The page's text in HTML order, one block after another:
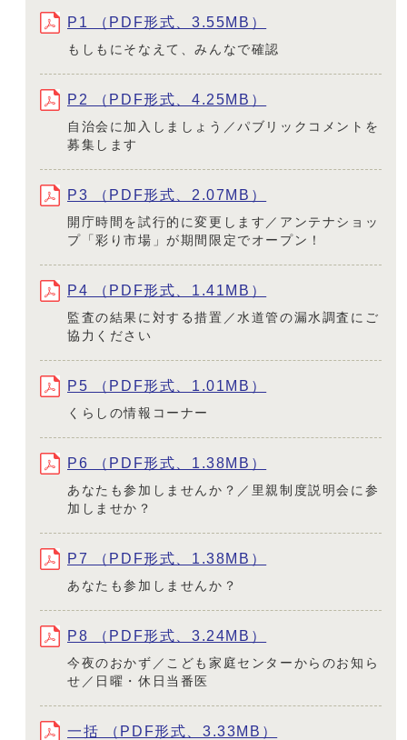
P1 （PDF形式、3.55MB）
もしもにそなえて、みんなで確認
P2 （PDF形式、4.25MB）
自治会に加入しましょう／パブリックコメントを
募集します
P3 （PDF形式、2.07MB）
開庁時間を試行的に変更します／アンテナショッ
プ「彩り市場」が期間限定でオープン！
P4 （PDF形式、1.41MB）
監査の結果に対する措置／水道管の漏水調査にご
協力ください
P5 （PDF形式、1.01MB）
くらしの情報コーナー
P6 （PDF形式、1.38MB）
あなたも参加しませんか？／里親制度説明会に参
加しませか？
P7 （PDF形式、1.38MB）
あなたも参加しませんか？
P8 （PDF形式、3.24MB）
今夜のおかず／こども家庭センターからのお知ら
せ／日曜・休日当番医
一括 （PDF形式、3.33MB）